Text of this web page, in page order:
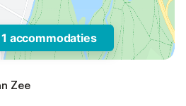
accommodaties
Zee